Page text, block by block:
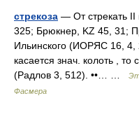
стрекоза — От стрекать II
325; Брюкнер, KZ 45, 31;
Ильинского (ИОРЯС 16, 4,
касается знач. колоть , то
(Радлов 3, 512). ••… …
Фасмера